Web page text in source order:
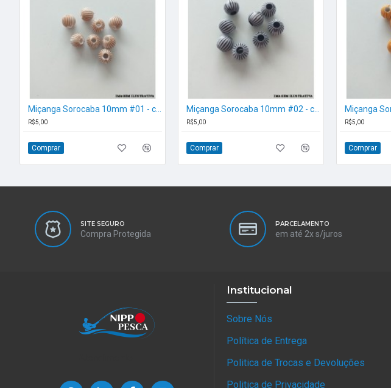
R$5,00
Comprar
R$5,00
Comprar
R$5,00
Comprar
SITE SEGURO
Compra Protegida
PARCELAMENTO
em até 2x s/juros
Institucional
Sobre Nós
Política de Entrega
Politica de Trocas e Devoluções
Politica de Privacidade